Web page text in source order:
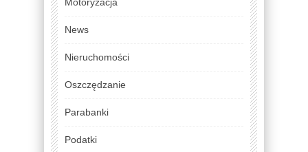
News
Nieruchomości
Oszczędzanie
Parabanki
Podatki